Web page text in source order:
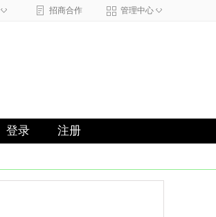
◇ 招商合作 管理中心 ◇
登录 注册